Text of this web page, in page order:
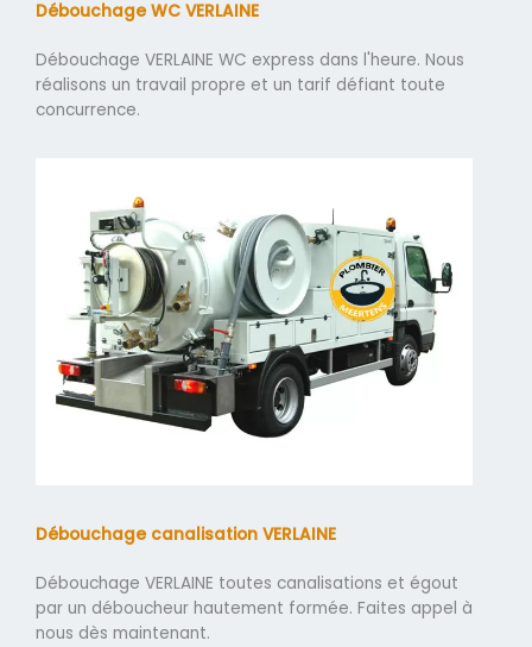
Débouchage WC VERLAINE
Débouchage VERLAINE WC express dans l'heure. Nous
réalisons un travail propre et un tarif défiant toute
concurrence.
Débouchage canalisation VERLAINE
Débouchage VERLAINE toutes canalisations et égout
par un déboucheur hautement formée. Faites appel à
nous dès maintenant.